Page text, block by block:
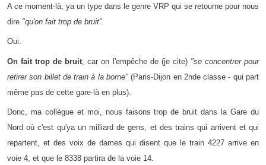
A ce moment-là, ya un type dans le genre VRP qui se retourne pour nous
dire "qu'on fait trop de bruit".
Oui.
On fait trop de bruit , car on l'empêche de (je cite) "se concentrer pour
retirer son billet de train à la borne" (Paris-Dijon en 2nde classe - qui part
même pas de cette gare-là en plus).
Donc, ma collègue et moi, nous faisons trop de bruit dans la Gare du
Nord où c'est qu'ya un milliard de gens, et des trains qui arrivent et qui
repartent, et des voix de dames qui disent que le train 4227 arrive en
voie 4, et que le 8338 partira de la voie 14.